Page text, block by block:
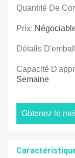
Quantité De
Prix:
Détails
Capacité
Semaine
Obtenez le